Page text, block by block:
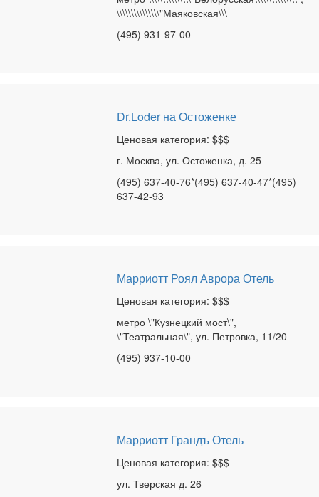
\\\\\\\\\\\\\\\"Маяковская\\\
(495) 931-97-00
Dr.Loder на Остоженке
Ценовая категория: $$$
г. Москва, ул. Остоженка, д. 25
(495) 637-40-76*(495) 637-40-47*(495)
637-42-93
Марриотт Роял Аврора Отель
Ценовая категория: $$$
метро \"Кузнецкий мост\",
\"Театральная\", ул. Петровка, 11/20
(495) 937-10-00
Марриотт Грандъ Отель
Ценовая категория: $$$
ул. Тверская д. 26